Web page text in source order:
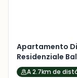
Apartamento
Residenziale
A 2.7km de